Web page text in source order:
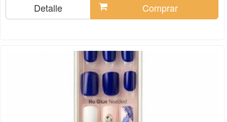
Detalle Comprar